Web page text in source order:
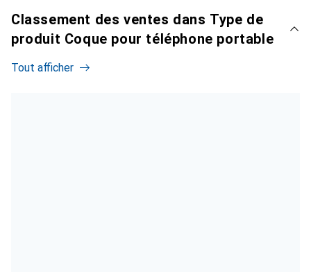
Classement des ventes dans Type de
produit Coque pour téléphone portable
Tout afficher